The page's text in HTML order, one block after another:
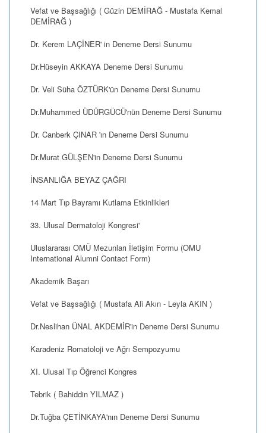
Vefat ve Başsağlığı ( Güzin DEMİRAĞ - Mustafa Kemal
DEMİRAĞ )
Dr. Kerem LAÇİNER' in Deneme Dersi Sunumu
Dr.Hüseyin AKKAYA Deneme Dersi Sunumu
Dr. Veli Süha ÖZTÜRK'ün Deneme Dersi Sunumu
Dr.Muhammed ÜDÜRGÜCÜ'nün Deneme Dersi Sunumu
Dr. Canberk ÇINAR 'ın Deneme Dersi Sunumu
Dr.Murat GÜLŞEN'in Deneme Dersi Sunumu
İNSANLIĞA BEYAZ ÇAĞRI
14 Mart Tıp Bayramı Kutlama Etkinlikleri
33. Ulusal Dermatoloji Kongresi'
Uluslararası OMÜ Mezunları İletişim Formu (OMU
International Alumni Contact Form)
Akademik Başarı
Vefat ve Başsağlığı ( Mustafa Ali Akın - Leyla AKIN )
Dr.Neslihan ÜNAL AKDEMİR'in Deneme Dersi Sunumu
Karadeniz Romatoloji ve Ağrı Sempozyumu
XI. Ulusal Tıp Öğrenci Kongres
Tebrik ( Bahiddin YILMAZ )
Dr.Tuğba ÇETİNKAYA'nın Deneme Dersi Sunumu